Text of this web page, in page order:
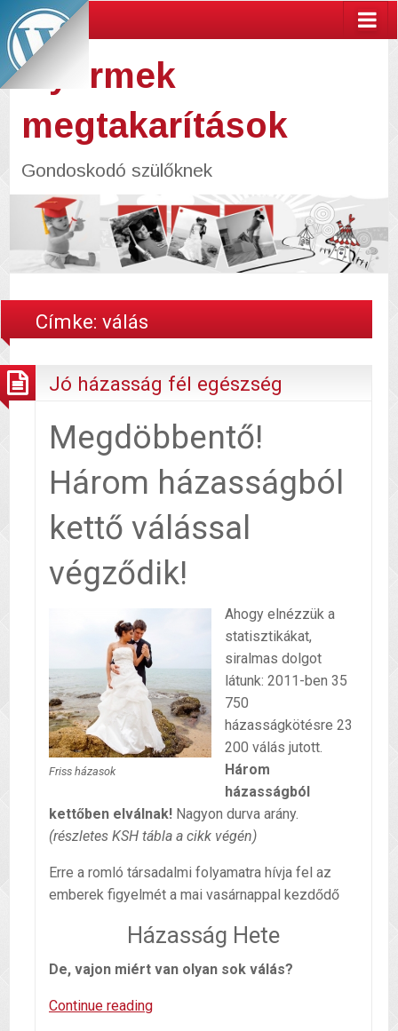
Gyermek
megtakarítások
Gondoskodó szülőknek
Címke:válás
Jó házasság fél egészség
Megdöbbentő!
Három házasságból
kettő válással
végződik!
Friss házasok
Ahogy elnézzük a
statisztikákat,
siralmas dolgot
látunk: 2011-ben 35
750
házasságkötésre 23
200 válás jutott.
Három
házasságból
kettőben elválnak! Nagyon durva arány.
(részletes KSH tábla a cikk végén)
Erre a romló társadalmi folyamatra hívja fel az
emberek figyelmét a mai vasárnappal kezdődő
Házasság Hete
De, vajon miért van olyan sok válás?
Continue readingJó